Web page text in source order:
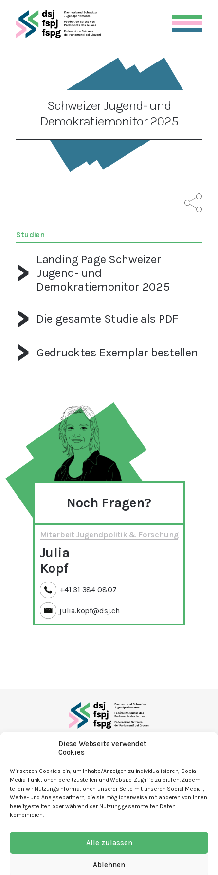
Diese Webseite verwendet
Cookies
Wir setzen Cookies ein, um Inhalte/Anzeigen zu individualisieren, Social
Media-Funktionen bereitzustellen und Website-Zugriffe zu prüfen. Zudem
teilen wir Nutzungsinformationen unserer Seite mit unseren Social Media-,
Werbe- und Analysepartnern, die sie möglicherweise mit anderen von Ihnen
bereitgestellten oder während der Nutzung gesammelten Daten
kombinieren.
Alle zulassen
Ablehnen
Schweizer Jugend- und
Demokratiemonitor 2025
Studien
Landing Page Schweizer
Jugend- und
Demokratiemonitor 2025
Die gesamte Studie als PDF
Gedrucktes Exemplar bestellen
Noch Fragen?
Mitarbeit Jugendpolitik & Forschung
Julia
Kopf
+41 31 384 08 07
julia.kopf@dsj.ch
mit den Angeboten
Kontakt
Spenden
Offene Stellen